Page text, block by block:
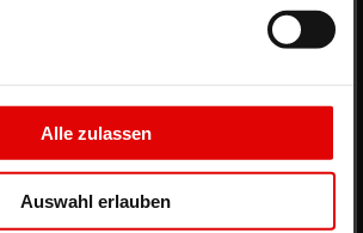
Alle zulassen
Auswahl erlauben